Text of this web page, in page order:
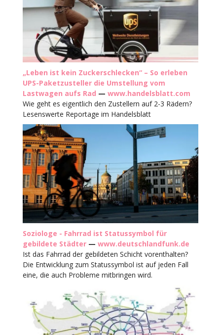
„Leben ist kein Zuckerschlecken“ – So erleben
UPS-Paketzusteller die Umstellung vom
Lastwagen aufs Rad — www.handelsblatt.com
Wie geht es eigentlich den Zustellern auf 2-3 Rädern?
Lesenswerte Reportage im Handelsblatt
Soziologe - Fahrrad ist Statussymbol für
gebildete Städter — www.deutschlandfunk.de
Ist das Fahrrad der gebildeten Schicht vorenthalten?
Die Entwicklung zum Statussymbol ist auf jeden Fall
eine, die auch Probleme mitbringen wird.